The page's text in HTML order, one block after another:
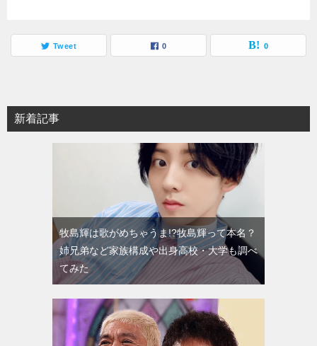
Tweet 0 0
新着記事
牧島輝は歌がめちゃうま!?牧島輝って本名？
姉兄弟など家族構成や出身高校・大学も調べ
てみた